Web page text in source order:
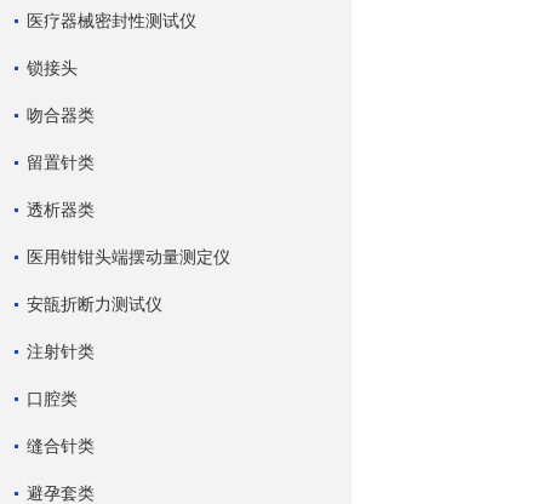
医疗器械密封性测试仪
锁接头
吻合器类
留置针类
透析器类
医用钳钳头端摆动量测定仪
安瓿折断力测试仪
注射针类
口腔类
缝合针类
避孕套类